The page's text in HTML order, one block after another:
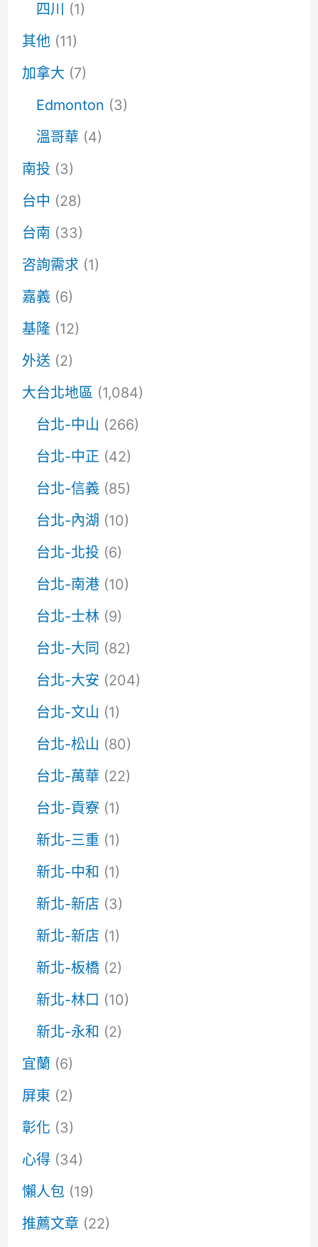
四川
(1)
其他(11)
加拿大 (7)
Edmonton (3)
溫哥華 (4)
南投 (3)
台中 (28)
台南 (33)
咨詢需求(1)
嘉義(6)
基隆(12)
外送(2)
大台北地區 (1,084)
台北-中山 (266)
台北-中正 (42)
台北-信義(85)
台北-內湖 (10)
台北-北投 (6)
台北-南港(10)
台北-士林(9)
台北-大同 (82)
台北-大安 (204)
台北-文山 (1)
台北-松山 (80)
台北-萬華 (22)
台北-貢寮 (1)
新北-三重 (1)
新北-中和 (1)
新北-新店 (3)
新北-新店 (1)
新北-板橋(2)
新北-林口 (10)
新北-永和 (2)
宜蘭 (6)
屏東 (2)
彰化 (3)
心得 (34)
懶人包 (19)
推薦文章 (22)